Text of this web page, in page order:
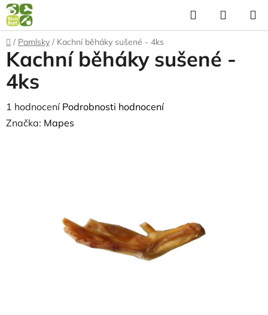
Přejít
na
obsah
Hledat
KOŠÍK
Domů
/ Pamlsky / Kachní běháky sušené - 4ks
Kachní běháky sušené -
4ks
Průměrné
hodnocení
1 hodnocení Podrobnosti hodnocení
Značka: Mapes